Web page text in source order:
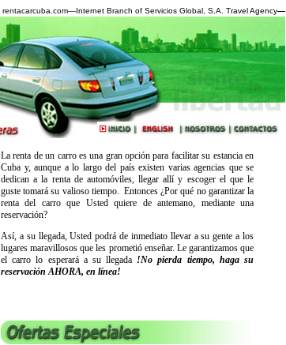
rentacarcuba.com—Internet Branch of Servicios Global, S.A. Travel Agency—
La renta de un carro es una gran opción para facilitar su estancia en
Cuba y, aunque a lo largo del país existen varias agencias que se
dedican a la renta de automóviles, llegar allí y escoger el que le
guste tomará su valioso tiempo. Entonces ¿Por qué no garantizar la
renta del carro que Usted quiere de antemano, mediante una
reservación?
Así, a su llegada, Usted podrá de inmediato llevar a su gente a los
lugares maravillosos que les prometió enseñar. Le garantizamos que
el carro lo esperará a su llegada !No pierda tiempo, haga su
reservación AHORA, en línea!